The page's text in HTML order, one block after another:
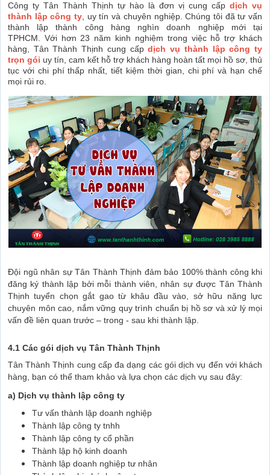
Công ty Tân Thành Thịnh tự hào là đơn vị cung cấp dịch vụ
thành lập công ty , uy tín và chuyên nghiệp. Chúng tôi đã tư vấn
thành lập thành công hàng nghìn doanh nghiệp mới tại
TPHCM. Với hơn 23 năm kinh nghiệm trong việc hỗ trợ khách
hàng, Tân Thành Thịnh cung cấpdịch vụ thành lập công ty
trọn gói uy tín, cam kết hỗ trợ khách hàng hoàn tất mọi hồ sơ, thủ
tục với chi phí thấp nhất, tiết kiệm thời gian, chi phí và hạn chế
mọi rủi ro.
Đội ngũ nhân sự Tân Thành Thịnh đảm bảo 100% thành công khi
đăng ký thành lập bởi mỗi thành viên, nhân sự được Tân Thành
Thịnh tuyển chọn gắt gao từ khâu đầu vào, sở hữu năng lực
chuyên môn cao, nắm vững quy trình chuẩn bị hồ sơ và xử lý mọi
vấn đề liên quan trước – trong - sau khi thành lập.
4.1 Các gói dịch vụ Tân Thành Thịnh
Tân Thành Thịnh cung cấp đa dạng các gói dịch vụ đến với khách
hàng, bạn có thể tham khảo và lựa chọn các dịch vụ sau đây:
a) Dịch vụ thành lập công ty
Tư vấn thành lập doanh nghiệp
Thành lập công ty tnhh
Thành lập công ty cổ phần
Thành lập hộ kinh doanh
Thành lập doanh nghiệp tư nhân